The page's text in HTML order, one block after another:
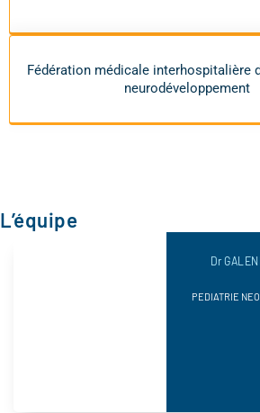
Fédération médicale interhospitalière
neurodéveloppement
L’équipe
Dr
PEDIATRIE